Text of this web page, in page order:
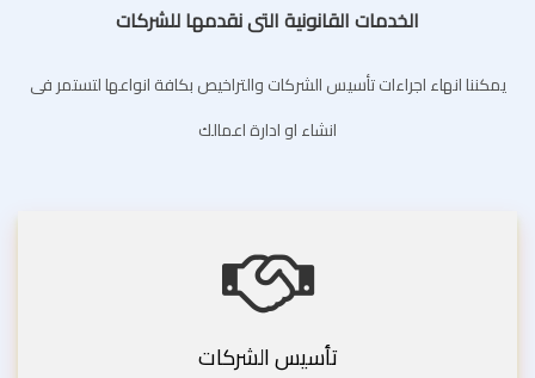
الخدمات القانونية التى نقدمها للشركات
يمكننا انهاء اجراءات تأسيس الشركات والتراخيص بكافة انواعها لتستمر فى
انشاء او ادارة اعمالك
تأسيس الشركات